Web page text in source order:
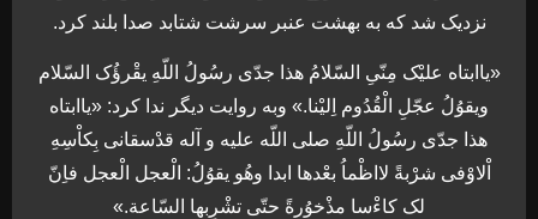
نزدیک شد که به بهشت عنبر سرشت شتابد صدا بلند کرد.
«یاابتاه علیْک مِنّیِ السّلامُ هذا جدّی رسُولُ اللّهِ یقْرؤُک السّلام
ویقوُلُ عجّلِ الْقُدُوم اِلیْنا.» وبه روایت دیگر ندا کرد: «یاابتاه
هذا جدّی رسُولُ اللّهِ صلی اللّه علیه و آله قدْسقانی بِکاْسِهِ
اْلاوْفی شرْبةً لااظْماُ بعْدها ابدا وهُو یقوُلُ: الْعجل الْعجل فاِنّ
لک کاءْسا مذْخوُرةً حتّی تشْرِبها السّاعة.»